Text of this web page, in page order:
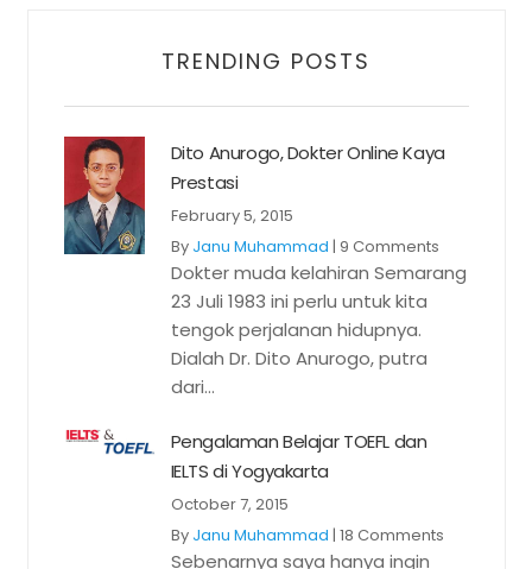
TRENDING POSTS
Dito Anurogo, Dokter Online Kaya
Prestasi
February 5, 2015
By Janu Muhammad | 9 Comments
Dokter muda kelahiran Semarang
23 Juli 1983 ini perlu untuk kita
tengok perjalanan hidupnya.
Dialah Dr. Dito Anurogo, putra
dari...
Pengalaman Belajar TOEFL dan
IELTS di Yogyakarta
October 7, 2015
By Janu Muhammad | 18 Comments
Sebenarnya saya hanya ingin